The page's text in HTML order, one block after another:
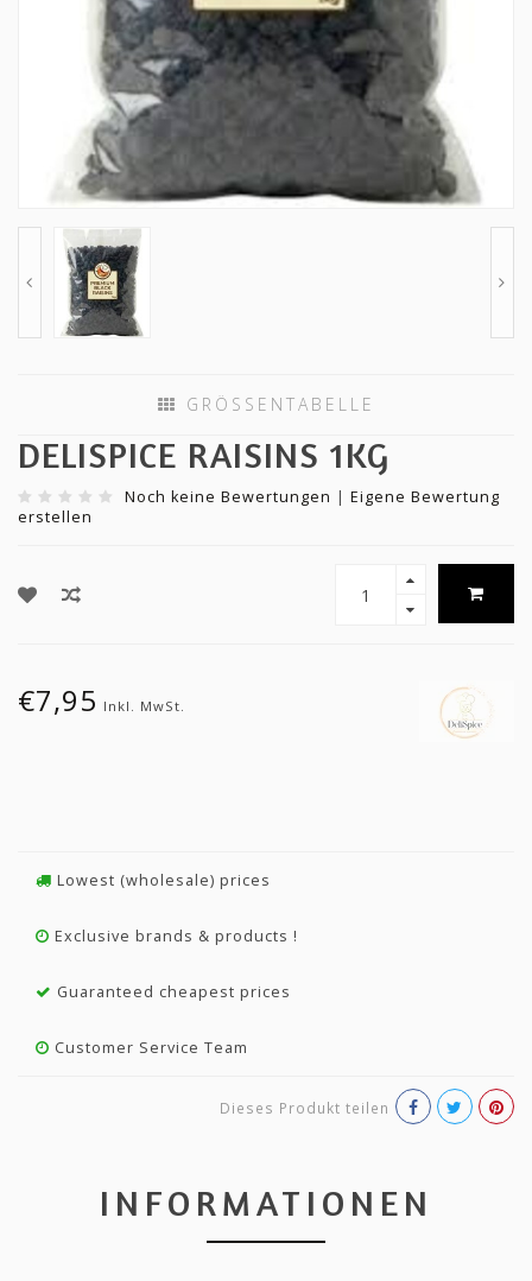
GRÖSSENTABELLE
DELISPICE RAISINS 1KG
Noch keine Bewertungen | Eigene Bewertung
erstellen
€7,95 Inkl. MwSt.
Lowest (wholesale) prices
Exclusive brands & products !
Guaranteed cheapest prices
Customer Service Team
Dieses Produkt teilen
INFORMATIONEN